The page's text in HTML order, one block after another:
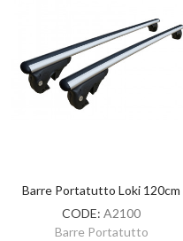
Barre Portatutto Loki 120cm
CODE: A2100
Barre Portatutto